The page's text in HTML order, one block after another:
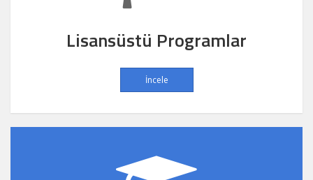
Lisansüstü Programlar
İncele